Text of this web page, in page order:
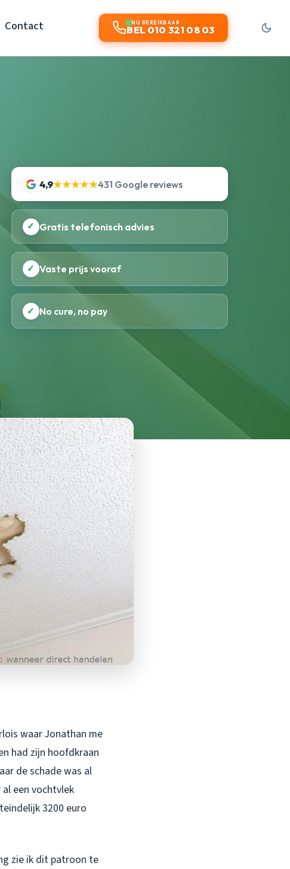
Contact NU BEREIKBAAR
BEL 010 321 08 03
4,9★★★★★431 Google reviews
✓ Gratis telefonisch advies
✓ Vaste prijs vooraf
✓ No cure, no pay
waar Jonathan me
had zijn hoofdkraan
de schade was al
een vochtvlek
3200 euro
zie ik dit patroon te